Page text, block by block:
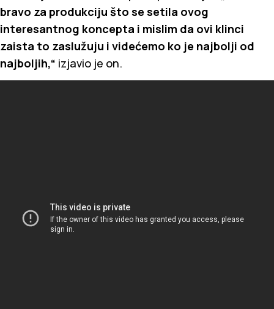
bravo za produkciju što se setila ovog
interesantnog koncepta i mislim da ovi klinci
zaista to zaslužuju i videćemo ko je najbolji od
najboljih,“ izjavio je on.